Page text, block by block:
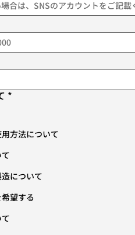
*
方法について
について
望する